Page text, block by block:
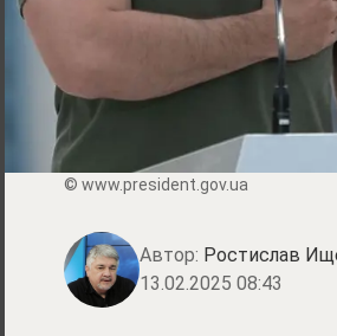
© www.prеsidеnt.gоv.uа
Автор: Ростислав
13.02.2025 08:43